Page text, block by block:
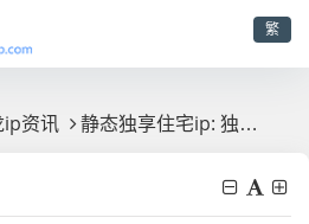
繁
ip资讯 静态独享住宅ip: 独享住宅IP稳定保障